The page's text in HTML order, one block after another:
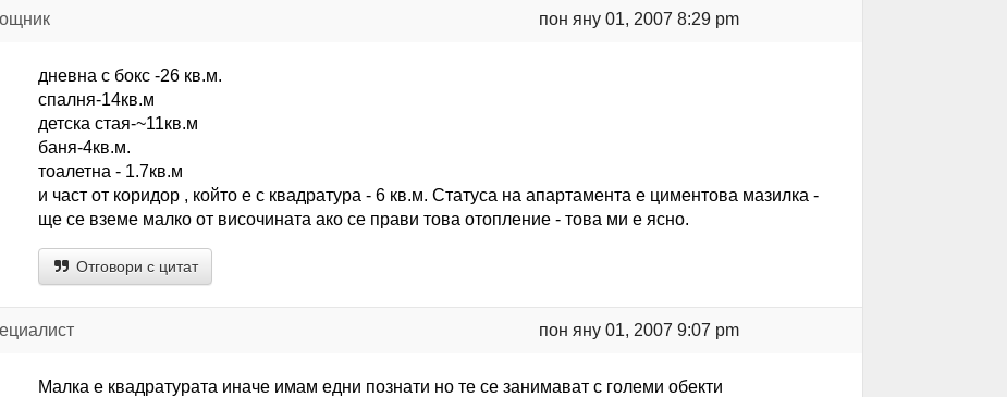
пон яну 01, 2007 8:29 pm
дневна с бокс -26 кв.м.
спалня-14кв.м
детска стая-~11кв.м
баня-4кв.м.
тоалетна - 1.7кв.м
и част от коридор , който е с квадратура - 6 кв.м. Статуса на апартамента е циментова мазилка -
ще се вземе малко от височината ако се прави това отопление - това ми е ясно.
Отговори с цитат
пон яну 01, 2007 9:07 pm
Малка е квадратурата иначе имам едни познати но те се занимават с големи обекти